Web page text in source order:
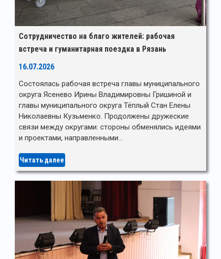
Сотрудничество на благо жителей: рабочая
встреча и гуманитарная поездка в Рязань
16.07.2026
Состоялась рабочая встреча главы муниципального
округа Ясенево Ирины Владимировны Гришиной и
главы муниципального округа Тёплый Стан Елены
Николаевны Кузьменко. Продолжены дружеские
связи между округами: стороны обменялись идеями
и проектами, направленными…
Читать далее